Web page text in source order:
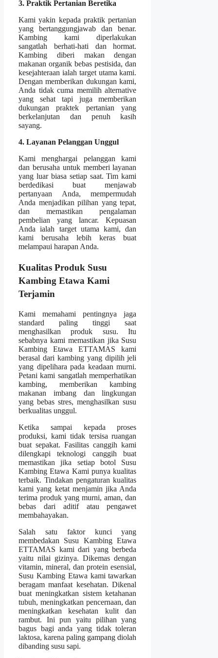
3. Praktik Pertanian Beretika
Kami yakin kepada praktik pertanian
yang bertanggungjawab dan benar.
Kambing kami diperlakukan
sangatlah berhati-hati dan hormat.
Kambing diberi makan dengan
makanan organik bebas pestisida, dan
kesejahteraan ialah target utama kami.
Dengan memberikan dukungan kami,
Anda tidak cuma memilih alternative
yang sehat tapi juga memberikan
dukungan praktek pertanian yang
berkelanjutan dan penuh kasih
sayang.
4. Layanan Pelanggan Unggul
Kami menghargai pelanggan kami
dan berusaha untuk memberi layanan
yang luar biasa setiap saat. Tim kami
berdedikasi buat menjawab
pertanyaan Anda, mempermudah
Anda menjadikan pilihan yang tepat,
dan memastikan pengalaman
pembelian yang lancar. Kepuasan
Anda ialah target utama kami, dan
kami berusaha lebih keras buat
melampaui harapan Anda.
Kualitas Produk Susu
Kambing Etawa Kami
Terjamin
Kami memahami pentingnya jaga
standard paling tinggi saat
menghasilkan produk susu. Itu
sebabnya kami memastikan jika Susu
Kambing Etawa ETTAMAS kami
berasal dari kambing yang dipilih jeli
yang dipelihara pada keadaan murni.
Petani kami sangatlah memperhatikan
kambing, memberikan kambing
makanan imbang dan lingkungan
yang bebas stres, menghasilkan susu
berkualitas unggul.
Ketika sampai kepada proses
produksi, kami tidak tersisa ruangan
buat sepakat. Fasilitas canggih kami
dilengkapi teknologi canggih buat
memastikan jika setiap botol Susu
Kambing Etawa Kami punya kualitas
terbaik. Tindakan pengaturan kualitas
kami yang ketat menjamin jika Anda
terima produk yang murni, aman, dan
bebas dari aditif atau pengawet
membahayakan.
Salah satu faktor kunci yang
membedakan Susu Kambing Etawa
ETTAMAS kami dari yang berbeda
yaitu nilai gizinya. Dikemas dengan
vitamin, mineral, dan protein esensial,
Susu Kambing Etawa kami tawarkan
beragam manfaat kesehatan. Dikenal
buat meningkatkan sistem ketahanan
tubuh, meningkatkan pencernaan, dan
meningkatkan kesehatan kulit dan
rambut. Ini pun yaitu pilihan yang
bagus bagi anda yang tidak toleran
laktosa, karena paling gampang diolah
dibanding susu sapi.